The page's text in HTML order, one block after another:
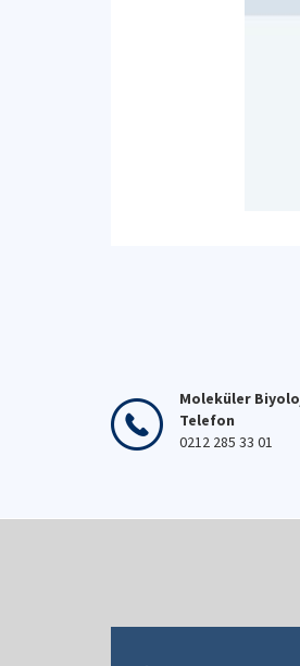
Moleküler
Telefon
0212 285 33 01